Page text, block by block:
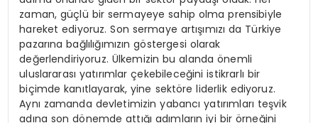
zaman, güçlü bir sermayeye sahip olma prensibiyle
hareket ediyoruz. Son sermaye artışımızı da Türkiye
pazarına bağlılığımızın göstergesi olarak
değerlendiriyoruz. Ülkemizin bu alanda önemli
uluslararası yatırımlar çekebileceğini istikrarlı bir
biçimde kanıtlayarak, yine sektöre liderlik ediyoruz.
Aynı zamanda devletimizin yabancı yatırımları teşvik
adına son dönemde attığı adımların iyi bir örneğini